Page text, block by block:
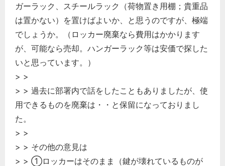
ガーラック、スチールラック（荷物置き用棚；貴重品
は置かない）を置けばよいか、と思うのですが、極端
でしょうか。（ロッカー廃棄なら費用はかかります
が、可能なら売却。ハンガーラック等は安価で探した
いと思っています。）
> >
> > 過去に部署内で話をしたこともありましたが、使
用できるものを廃棄は・・と保留になっておりまし
た。
> >
> > その他の意見は
> > ①ロッカーはそのまま（鍵が壊れているものが